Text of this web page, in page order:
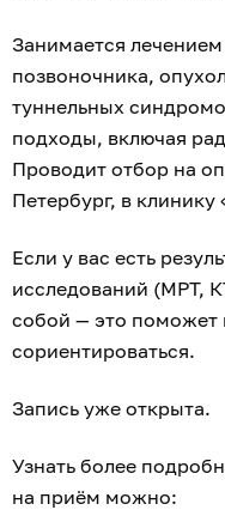
Занимается
позвоночника,
туннельных
подходы, включая
Проводит отбор на
Петербург, в
Если у вас есть
исследований (МРТ,
собой — это поможет
сориентироваться.
Запись уже открыта.
Узнать более
на приём можно: